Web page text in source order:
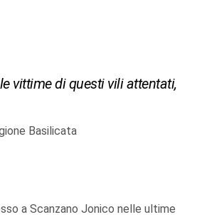
vittime di questi vili attentati,
Basilicata
a Scanzano Jonico nelle ultime